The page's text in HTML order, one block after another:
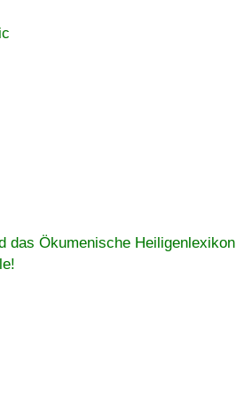
das Ökumenische Heiligenlexikon